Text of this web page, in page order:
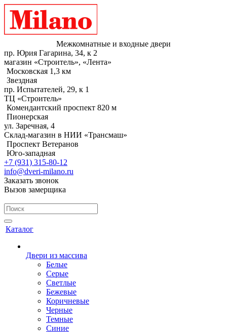
Межкомнатные и входные двери
пр. Юрия Гагарина, 34, к 2
магазин «Строитель», «Лента»
Московская 1,3 км
Звездная
пр. Испытателей, 29, к 1
ТЦ «Строитель»
Комендантский проспект 820 м
Пионерская
ул. Заречная, 4
Склад-магазин в НИИ «Трансмаш»
Проспект Ветеранов
Юго-западная
+7 (931) 315-80-12
info@dveri-milano.ru
Заказать звонок
Вызов замерщика
Каталог
Двери из массива
Белые
Серые
Светлые
Бежевые
Коричневые
Черные
Темные
Синие